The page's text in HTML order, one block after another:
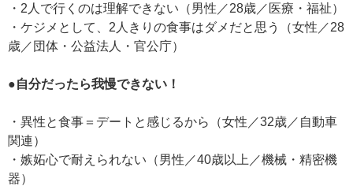
・2人で行くのは理解できない（男性／28歳／医療・福祉）
・ケジメとして、2人きりの食事はダメだと思う（女性／28
歳／団体・公益法人・官公庁）
●自分だったら我慢できない！
・異性と食事＝デートと感じるから（女性／32歳／自動車
関連）
・嫉妬心で耐えられない（男性／40歳以上／機械・精密機
器）